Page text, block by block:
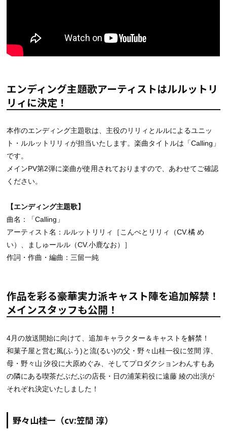
エンディング主題歌アーティストはルルットリ
リィに決定！
本作のエンディング主題歌は、主役のリリィとルルによるユニッ
ト・ルルットリリィが担当いたします。楽曲タイトルは「Calling」
です。
メインPV第2弾に楽曲が使用されておりますので、あわせてご確認
ください。
【エンディング主題歌】
曲名：「Calling」
アーティスト名：ルルットリリィ［こんぺとリリィ（CV.橘 め
い）、ましゅールル（CV.小鹿なお）］
作詞・作曲・編曲：三留一純
作品を彩る豪華実力派キャスト陣を追加解禁！
メインスタッフも公開！
4月の放送開始に向けて、追加キャラクター＆キャストを解禁！
和菓子屋と営む風(ふう)と流(るい)の父・野々山桂一役に笠間 淳、
母・野々山 汐役に大原めぐみ、そしてプロダクションわんすもあ
の隣にある喫茶だぶだぶの店長・日の浦茉莉役に遠藤 綾の出演が
それぞれ決定いたしました！
野々山桂一（cv:笠間 淳）